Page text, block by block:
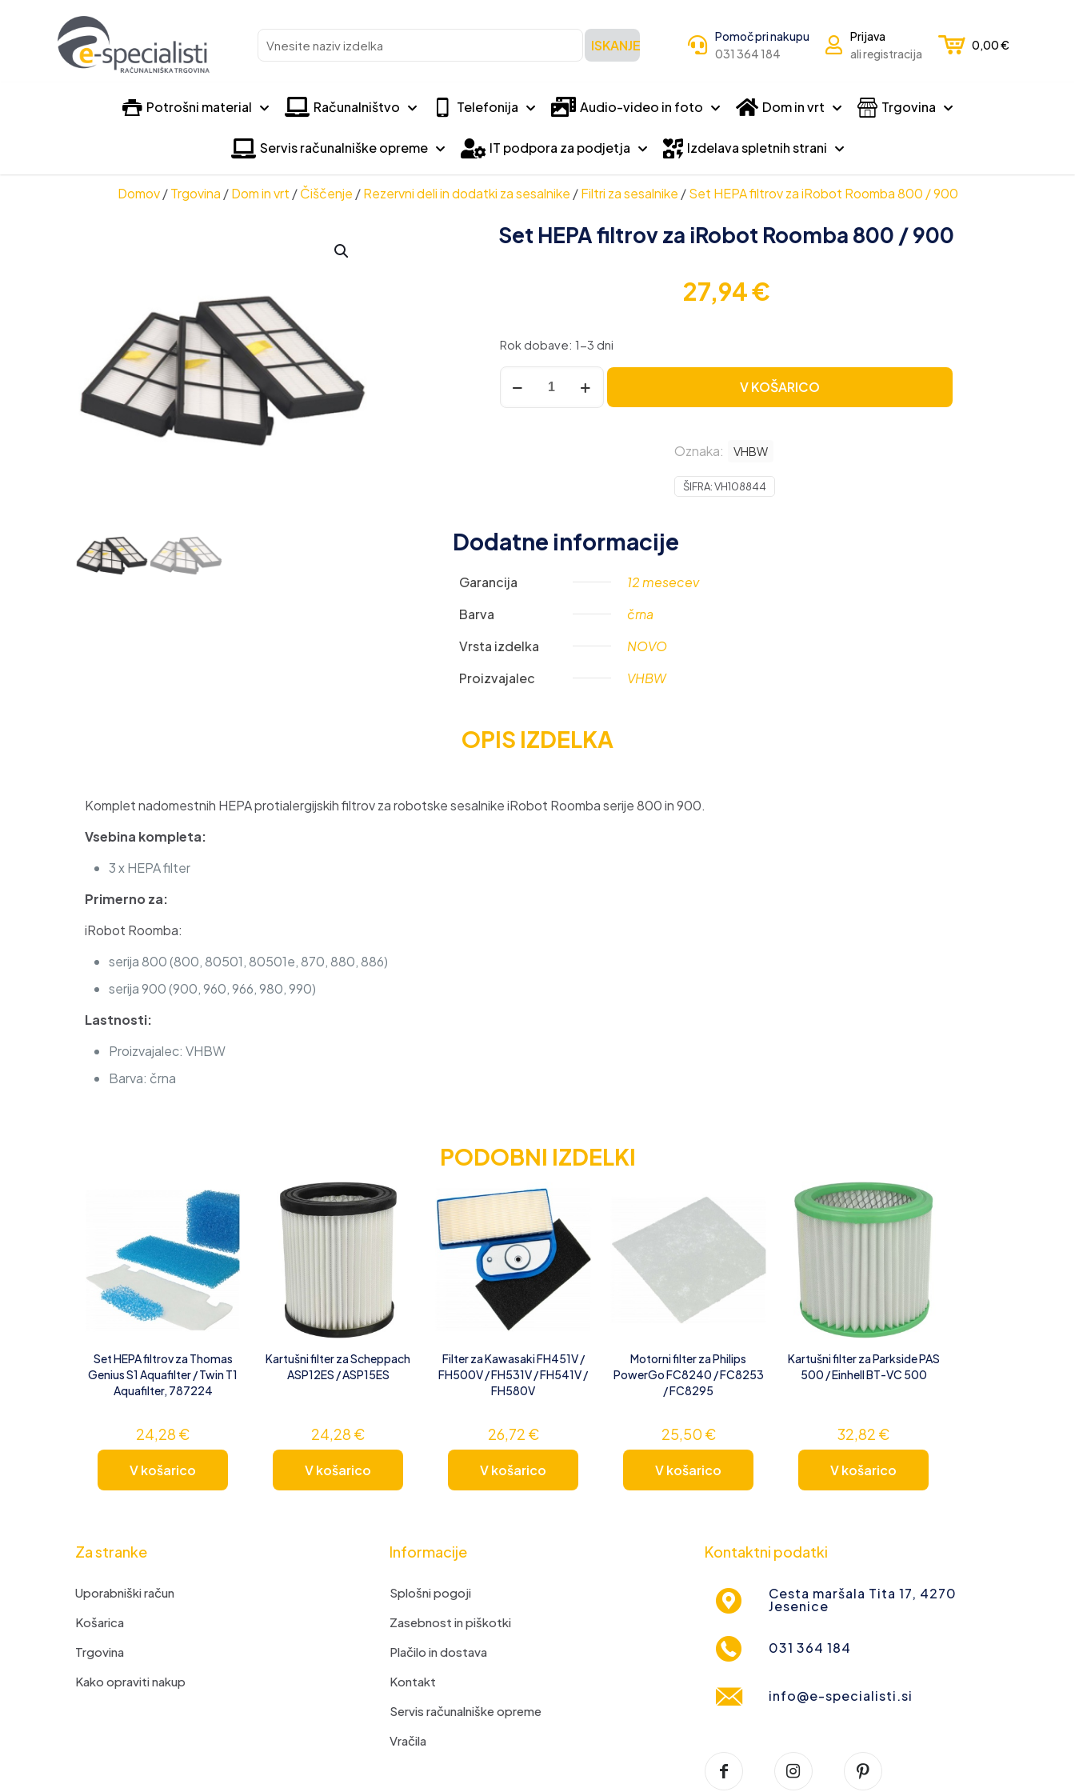
Vnesite
naziv
ISKANJE
Pomoč pri nakupu
031 364 184
Prijava
ali registracija
0,00€
Potrošni material Računalništvo Telefonija Audio-video in foto Dom in vrt Trgovina
Servis računalniške opreme IT podpora za podjetja Izdelava spletnih strani
Domov / Trgovina / Dom in vrt / Čiščenje / Rezervni deli in dodatki za sesalnike / Filtri za sesalnike / Set HEPA filtrov za iRobot Roomba 800 / 900
Set HEPA filtrov za iRobot Roomba 800 / 900
27,94€
Rok dobave: 1-3 dni
Set
HEPA
filtrov
količina
V KOŠARICO
Oznaka: VHBW
ŠIFRA:VH108844
Dodatne informacije
Garancija
12 mesecev
Barva
črna
Vrsta izdelka
NOVO
Proizvajalec
VHBW
OPIS IZDELKA
Komplet nadomestnih HEPA protialergijskih filtrov za robotske sesalnike iRobot Roomba serije 800 in 900.
Vsebina kompleta:
3 x HEPA filter
Primerno za:
iRobot Roomba:
serija 800 (800, 80501, 80501e, 870, 880, 886)
serija 900 (900, 960, 966, 980, 990)
Lastnosti:
Proizvajalec: VHBW
Barva: črna
PODOBNI IZDELKI
Set HEPA filtrov za Thomas
Genius S1 Aquafilter / Twin T1
Aquafilter, 787224
24,28 €
V košarico
Kartušni filter za Scheppach
ASP12ES / ASP15ES
24,28 €
V košarico
Filter za Kawasaki FH451V /
FH500V / FH531V / FH541V /
FH580V
26,72 €
V košarico
Motorni filter za Philips
PowerGo FC8240 / FC8253
/ FC8295
25,50 €
V košarico
Kartušni filter za Parkside PAS
500 / Einhell BT-VC 500
32,82 €
V košarico
Za stranke
Uporabniški račun
Košarica
Trgovina
Kako opraviti nakup
Informacije
Splošni pogoji
Zasebnost in piškotki
Plačilo in dostava
Kontakt
Servis računalniške opreme
Vračila
Kontaktni podatki
Cesta maršala Tita 17, 4270
Jesenice
031 364 184
info@e-specialisti.si